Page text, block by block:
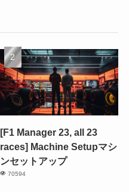
[F1 Manager 23, all 23
races] Machine Setupマシ
ンセットアップ
70594